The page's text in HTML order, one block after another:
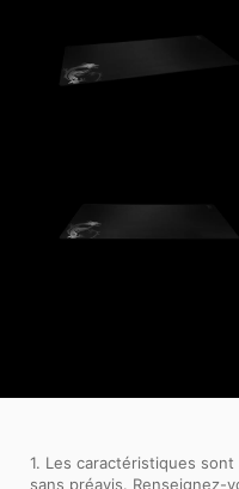
1. Les caractéristiques
sans préavis. Renseignez-